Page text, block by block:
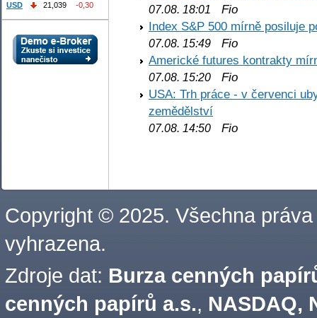
07.08. 18:01
Fio
Index S&P 500 mírně posiluje
07.08. 15:49 Fio
Americké futures kontrakty
07.08. 15:20 Fio
USA: Trh práce - v červenci
zemědělství
07.08. 14:50 Fio
USD
21,039 -0,30
Copyright © 2025. Všechna práva
vyhrazena.
Zdroje dat: Burza cenných
cenných papírů a.s., NASDAQ,